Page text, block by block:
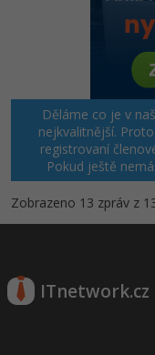
Děláme co je v
nejkvalitnější.
registrovaní
Pokud ještě
Zobrazeno 13 zpráv z
ITnetwork.cz